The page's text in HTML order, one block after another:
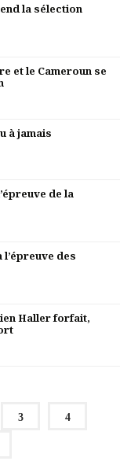
la sélection
et le Cameroun se
à jamais
de la
l’épreuve des
Haller forfait,
3 4